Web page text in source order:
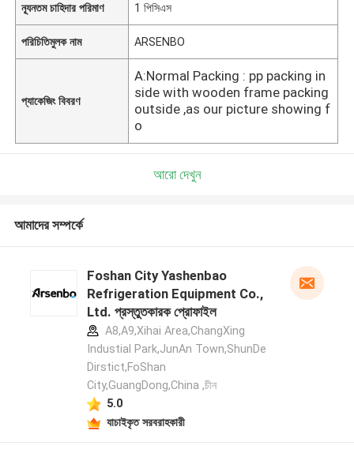
ন্যূনতম চাহিদার পরিমাণ 1 পিসিএস
পরিচিতিমুলক নাম ARSENBO
প্যাকেজিং বিবরণ
A:Normal Packing : pp packing in
side with wooden frame packing
outside ,as our picture showing f
o
আরো দেখুন
আমাদের সম্পর্কে
Foshan City Yashenbao
Refrigeration Equipment Co.,
Ltd. প্রস্তুতকারক প্রোফাইল
A8,A9,Xihai Area,ChangXing
Industial Park,JunAn Town,ShunDe
Dirstict,FoShan
City,GuangDong,China ,চীন
5.0
যাচাইকৃত সরবরাহকারী